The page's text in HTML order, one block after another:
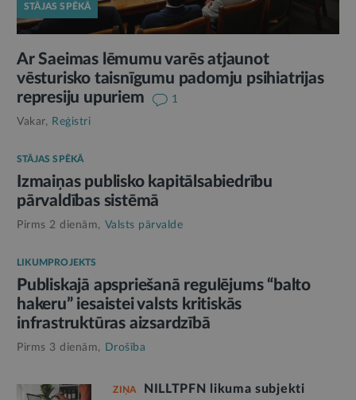
STĀJAS SPĒKĀ
Ar Saeimas lēmumu varēs atjaunot
vēsturisko taisnīgumu padomju psihiatrijas
represiju upuriem
1
Vakar, Reģistri
STĀJAS SPĒKĀ
Izmaiņas publisko kapitālsabiedrību
pārvaldības sistēmā
Pirms 2 dienām, Valsts pārvalde
LIKUMPROJEKTS
Publiskajā apspriešanā regulējums “balto
hakeru” iesaistei valsts kritiskās
infrastruktūras aizsardzībā
Pirms 3 dienām, Drošība
ZIŅA
NILLTPFN likuma subjekti